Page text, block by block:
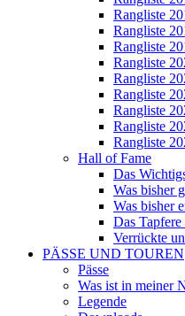
Rangliste
Rangliste
Rangliste
Rangliste
Rangliste
Rangliste
Rangliste
Rangliste
Rangliste
Hall of Fame
Das
Was bisher
Was bisher
Das
Verrückte
PÄSSE UND TOUREN
Pässe
Was ist in meiner
Legende